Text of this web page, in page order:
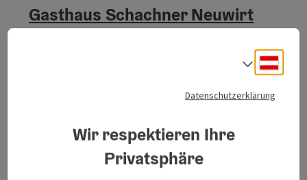
Gasthaus Schachner Neuwirt
Datenschutzerklärung
Wir respektieren Ihre
Privatsphäre